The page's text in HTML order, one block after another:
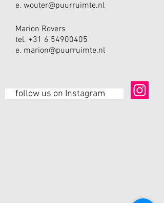
Marion Rovers
tel. +31 6 54900405
e. marion@puurruimte.nl
e. wouter@puurruimte.nl
follow us on Instagram